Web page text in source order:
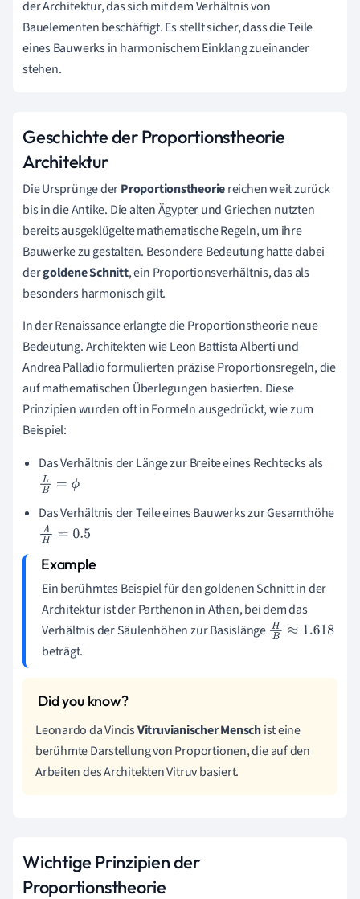
der Architektur, das sich mit dem Verhältnis von
Bauelementen beschäftigt. Es stellt sicher, dass die Teile
eines Bauwerks in harmonischem Einklang zueinander
stehen.
Geschichte der Proportionstheorie
Architektur
Die Ursprünge derProportionstheoriereichen weit zurück
bis in die Antike. Die alten Ägypter und Griechen nutzten
bereits ausgeklügelte mathematische Regeln, um ihre
Bauwerke zu gestalten. Besondere Bedeutung hatte dabei
dergoldene Schnitt, ein Proportionsverhältnis, das als
besonders harmonisch gilt.
In der Renaissance erlangte die Proportionstheorie neue
Bedeutung. Architekten wie Leon Battista Alberti und
Andrea Palladio formulierten präzise Proportionsregeln, die
auf mathematischen Überlegungen basierten. Diese
Prinzipien wurden oft in Formeln ausgedrückt, wie zum
Beispiel:
Das Verhältnis der Länge zur Breite eines Rechtecks als
LB =ϕ
Das Verhältnis der Teile eines Bauwerks zur Gesamthöhe
AH =0.5
Ein berühmtes Beispiel für den goldenen Schnitt in der
Architektur ist der Parthenon in Athen, bei dem das
Verhältnis der Säulenhöhen zur Basislänge HB ≈1.618
beträgt.
Leonardo da VincisVitruvianischer Menschist eine
berühmte Darstellung von Proportionen, die auf den
Arbeiten des Architekten Vitruv basiert.
Wichtige Prinzipien der
Proportionstheorie